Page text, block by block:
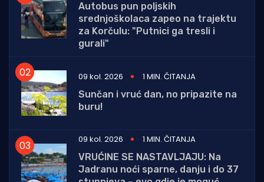
Autobus pun poljskih
srednjoškolaca zapeo na trajektu
za Korčulu: "Putnici ga tresli i
gurali"
09 kol. 2026
1 MIN. ČITANJA
Sunčan i vruć dan, no pripazite na
buru!
09 kol. 2026
1 MIN. ČITANJA
VRUĆINE SE NASTAVLJAJU: Na
Jadranu noći sparne, danju i do 37